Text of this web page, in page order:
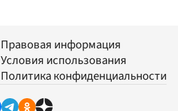
Правовая информация
Условия использования
Политика конфиденциальности